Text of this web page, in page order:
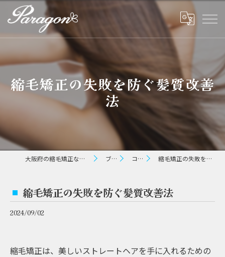
縮毛矯正の失敗を防ぐ髪質改善
法
大阪府の縮毛矯正ならパラゴン ヘアー ブログ コラム 縮毛矯正の失敗を防ぐ髪質改善法
縮毛矯正の失敗を防ぐ髪質改善法
2024/09/02
縮毛矯正は、美しいストレートヘアを手に入れるための